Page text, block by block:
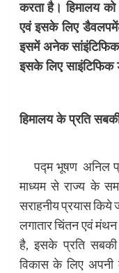
करता है। हिमालय
एवं इसके लिए
इसमें अनेक
इसके लिए साइंटिफिक
हिमालय के प्रति
पद्म भूषण अनिल
माध्यम से राज्य के
सराहनीय प्रयास किये
लगातार चिंतन एवं
है, इसके प्रति सबकी
विकास के लिए